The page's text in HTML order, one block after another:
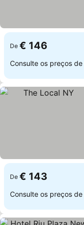
De € 146
Consulte os preços de
De € 143
Consulte os preços de